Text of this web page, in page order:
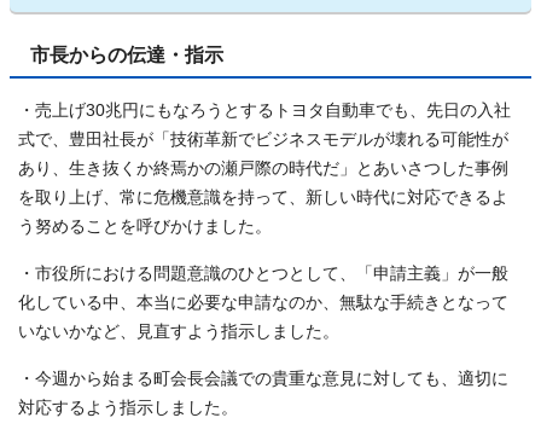
市長からの伝達・指示
・売上げ30兆円にもなろうとするトヨタ自動車でも、先日の入社
式で、豊田社長が「技術革新でビジネスモデルが壊れる可能性が
あり、生き抜くか終焉かの瀬戸際の時代だ」とあいさつした事例
を取り上げ、常に危機意識を持って、新しい時代に対応できるよ
う努めることを呼びかけました。
・市役所における問題意識のひとつとして、「申請主義」が一般
化している中、本当に必要な申請なのか、無駄な手続きとなって
いないかなど、見直すよう指示しました。
・今週から始まる町会長会議での貴重な意見に対しても、適切に
対応するよう指示しました。